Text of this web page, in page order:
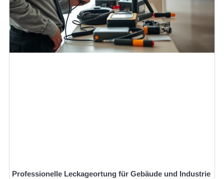
Professionelle Leckageortung für Gebäude und Industrie